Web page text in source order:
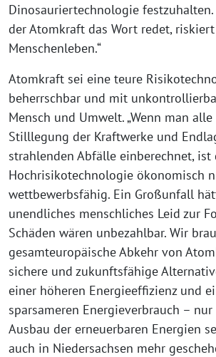
Dinosauriertechnologie
der Atomkraft das Wort redet,
Menschenleben.“
Atomkraft sei eine teure
beherrschbar und mit
Mensch und Umwelt. „Wenn man
Stilllegung der Kraftwerke und
strahlenden Abfälle einberechnet, ist
Hochrisikotechnologie ökonomisch
wettbewerbsfähig. Ein Großunfall
unendliches menschliches Leid zur
Schäden wären unbezahlbar. Wir
gesamteuropäische Abkehr von
sichere und zukunftsfähige
einer höheren Energieeffizienz und
sparsameren Energieverbrauch –
Ausbau der erneuerbaren Energien
auch in Niedersachsen mehr